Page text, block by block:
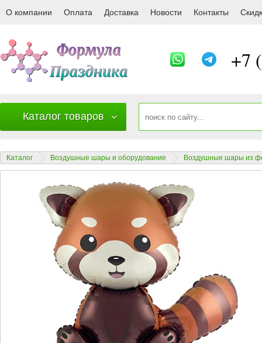
901971 Шар (33''/84 см) Фигура,
О компании Оплата Доставка Новости Контакты
+7
Каталог товаров
Каталог Воздушные шары и оборудование Воздушные шары из